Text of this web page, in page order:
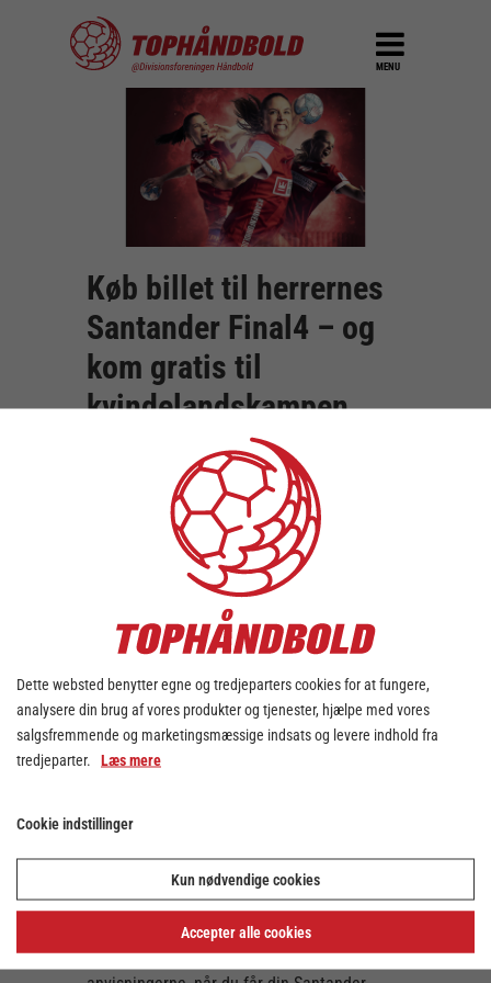
MENU
Køb billet til herrernes
Santander Final4 – og
kom gratis til
kvindelandskampen
mellem Danmark og
Sverige!
D. 18.-19. februar går det løs med Santander
Final4 i Jyske Bank Boxen, og nu er der en
ekstra god grund til at sikre sig en billet til
en gratis adgang til kvindelandskampen
mellem Danmark og Sverige, der løber af
stablen i Royal Arena d. 11. april.
håndboldoplevelser!
Santander Final4-og gratis
Kvindelandskampsbillet
: For at aktivere din fribillet til
kvindelandskampen, skal du blot følge
Dette websted benytter egne og tredjeparters cookies for at fungere,
analysere din brug af vores produkter og tjenester, hjælpe med vores
salgsfremmende og marketingsmæssige indsats og levere indhold fra
tredjeparter. Læs mere
Cookie indstillinger
Kun nødvendige cookies
Accepter alle cookies